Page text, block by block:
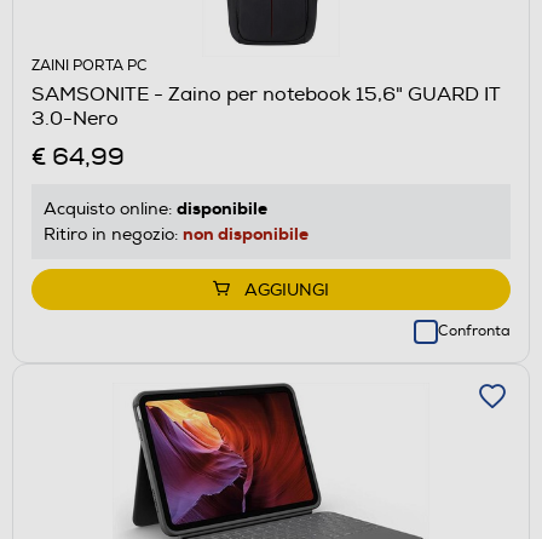
ZAINI PORTA PC
SAMSONITE - Zaino per notebook 15,6" GUARD IT
3.0-Nero
€ 64,99
Acquisto online: disponibile
Ritiro in negozio: non disponibile
AGGIUNGI
Confronta